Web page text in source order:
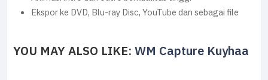
Ekspor ke DVD, Blu-ray Disc, YouTube dan sebagai file
YOU MAY ALSO LIKE: WM Capture Kuyhaa